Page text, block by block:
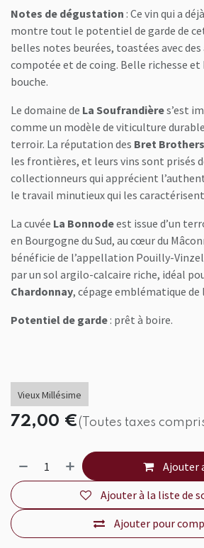
Notes de dégustation : Ce vin qui a
montre tout le potentiel de garde de
belles notes beurées, toastées avec
compotée et de coing. Belle richesse
bouche.
Le domaine de La Soufrandières’est
comme un modèle de viticulture
terroir. La réputation des Bret Brothers
les frontières, et leurs vins sont prisés
collectionneurs qui apprécient
le travail minutieux qui les
La cuvée La Bonnodeest issue d’un
en Bourgogne du Sud, au cœur du
bénéficie de l’appellation Pouilly-
par un sol argilo-calcaire riche, idéal
Chardonnay, cépage emblématique de
Potentiel de garde : prêt à boire.
Vieux Millésime
72,00 €(Toutes taxes
Ajouter
Ajouter pour
Ajouter à la liste de